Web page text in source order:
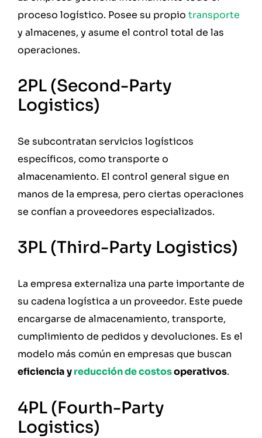
proceso logístico. Posee su propio transporte
y almacenes, y asume el control total de las
operaciones.
2PL (Second-Party
Logistics)
Se subcontratan servicios logísticos
específicos, como transporte o
almacenamiento. El control general sigue en
manos de la empresa, pero ciertas operaciones
se confían a proveedores especializados.
3PL (Third-Party Logistics)
La empresa externaliza una parte importante de
su cadena logística a un proveedor. Este puede
encargarse de almacenamiento, transporte,
cumplimiento de pedidos y devoluciones. Es el
modelo más común en empresas que buscan
eficiencia yreducción de costosoperativos.
4PL (Fourth-Party
Logistics)